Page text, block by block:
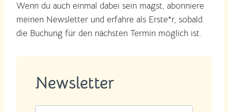
Wenn du auch einmal dabei sein magst, abonniere
meinen Newsletter und erfahre als Erste*r, sobald
die Buchung für den nächsten Termin möglich ist.
Newsletter